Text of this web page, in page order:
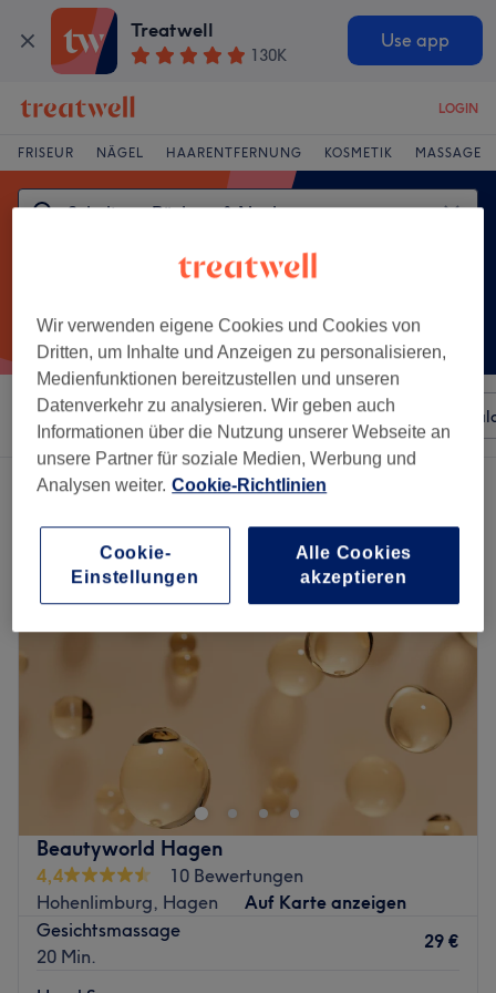
Treatwell
130K
Use app
LOGIN
FRISEUR NÄGEL HAARENTFERNUNG KOSMETIK MASSAGE
Sortieren nach Beliebiger Preis Besonderheiten
Ein Salon, der anbietet:
Beautyworld Hagen
4,4
10 Bewertungen
Hohenlimburg, Hagen
Auf Karte anzeigen
Gesichtsmassage
20 Min.
29 €
Wir verwenden eigene Cookies und Cookies von
Dritten, um Inhalte und Anzeigen zu personalisieren,
Medienfunktionen bereitzustellen und unseren
Datenverkehr zu analysieren. Wir geben auch
Informationen über die Nutzung unserer Webseite an
unsere Partner für soziale Medien, Werbung und
Analysen weiter. Cookie-Richtlinien
Cookie-
Einstellungen
Alle Cookies
akzeptieren